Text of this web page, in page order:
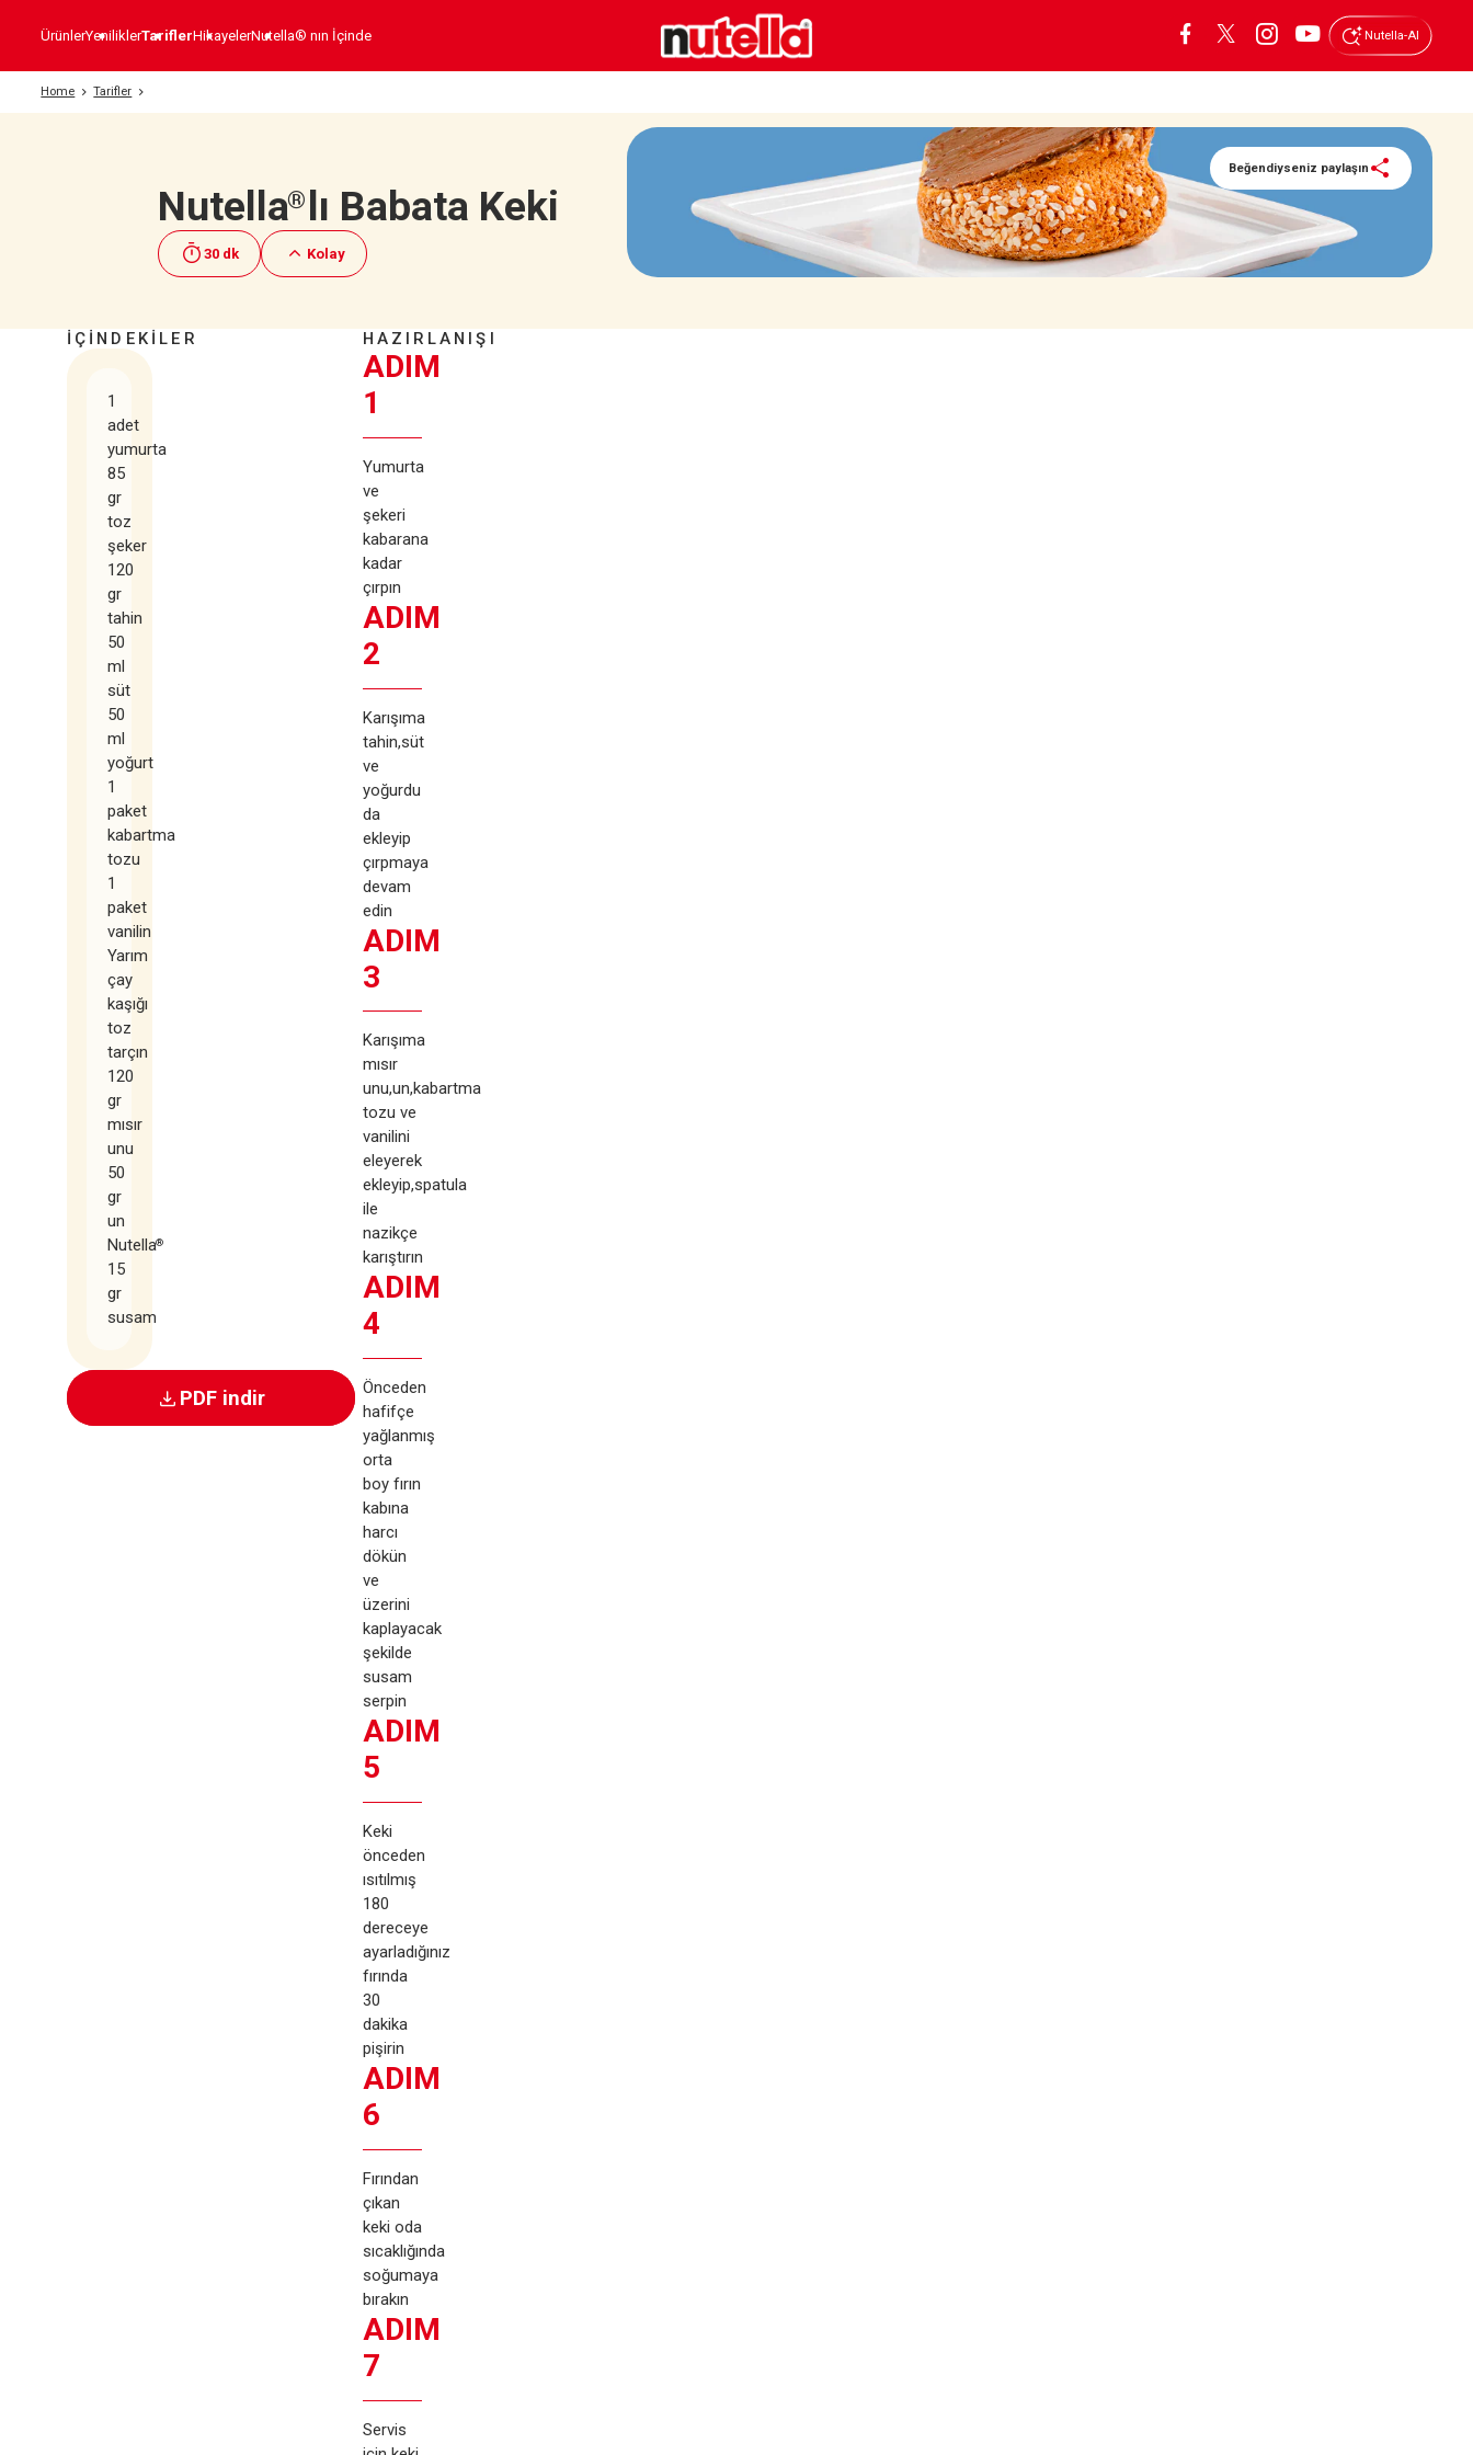
ÜrünlerYeniliklerTariflerHikayelerNutella® nın İçinde Nutella-AI
Home Tarifler
Nutella®lı Babata Keki
30 dk Kolay
Beğendiyseniz paylaşın
İÇİNDEKİLER
1
adet
yumurta
85
gr
toz
şeker
120
gr
tahin
50
ml
süt
50
ml
yoğurt
1
paket
kabartma
tozu
1
paket
vanilin
Yarım
çay
kaşığı
toz
tarçın
120
gr
mısır
unu
50
gr
un
Nutella®
15
gr
susam
PDF indir
HAZIRLANIŞI
ADIM
1
Yumurta
ve
şekeri
kabarana
kadar
çırpın
ADIM
2
Karışıma
tahin,süt
ve
yoğurdu
da
ekleyip
çırpmaya
devam
edin
ADIM
3
Karışıma
mısır
unu,un,kabartma
tozu ve
vanilini
eleyerek
ekleyip,spatula
ile
nazikçe
karıştırın
ADIM
4
Önceden
hafifçe
yağlanmış
orta
boy fırın
kabına
harcı
dökün
ve
üzerini
kaplayacak
şekilde
susam
serpin
ADIM
5
Keki
önceden
ısıtılmış
180
dereceye
ayarladığınız
fırında
30
dakika
pişirin
ADIM
6
Fırından
çıkan
keki oda
sıcaklığında
soğumaya
bırakın
ADIM
7
Servis